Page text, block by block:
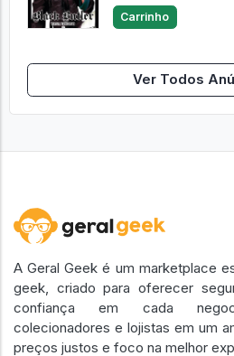
Carrinho
Ver Todos
A Geral Geek é um marketplace
geek, criado para oferecer
confiança em cada
colecionadores e lojistas em um
preços justos e foco na melhor